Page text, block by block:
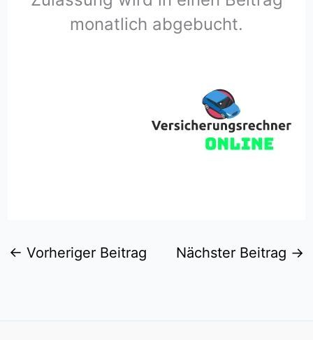
monatlich abgebucht.
← Vorheriger Beitrag Nächster Beitrag →